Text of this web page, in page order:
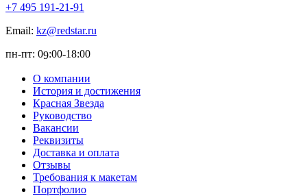
+7 495 191-21-91
Email: kz@redstar.ru
пн-пт: 09:00-18:00
О компании
История и достижения
Красная Звезда
Руководство
Вакансии
Реквизиты
Доставка и оплата
Отзывы
Требования к макетам
Портфолио